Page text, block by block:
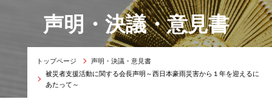
声明・決議・意見書
トップページ
声明・決議・意見書
被災者支援活動に関する会長声明～西日本豪雨災害から１年を迎えるに
あたって～